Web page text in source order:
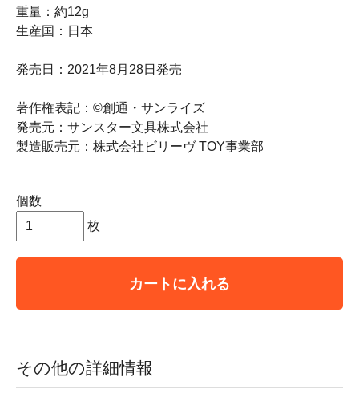
重量：約12g
生産国：日本
発売日：2021年8月28日発売
著作権表記：©創通・サンライズ
発売元：サンスター文具株式会社
製造販売元：株式会社ビリーヴ TOY事業部
個数
枚
カートに入れる
その他の詳細情報